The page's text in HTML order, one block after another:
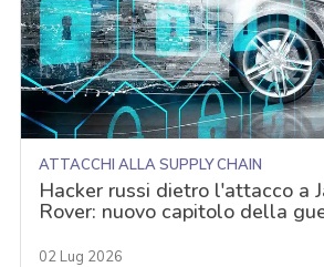
ATTACCHI ALLA SUPPLY CHAIN
Hacker russi dietro l'attacco a
Rover: nuovo capitolo della
02 Lug 2026